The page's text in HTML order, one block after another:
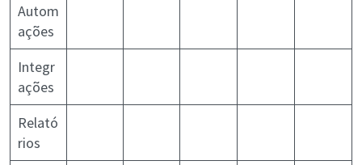
Autom
ações
Integr
ações
Relató
rios